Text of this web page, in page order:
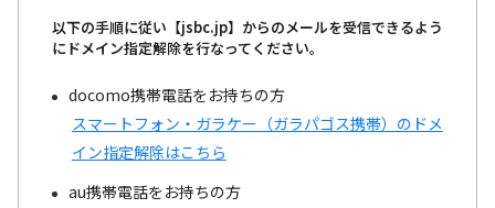
以下の手順に従い【jsbc.jp】からのメールを受信できるよう
にドメイン指定解除を行なってください。
docomo携帯電話をお持ちの方
スマートフォン・ガラケー（ガラパゴス携帯）のドメ
イン指定解除はこちら
au携帯電話をお持ちの方